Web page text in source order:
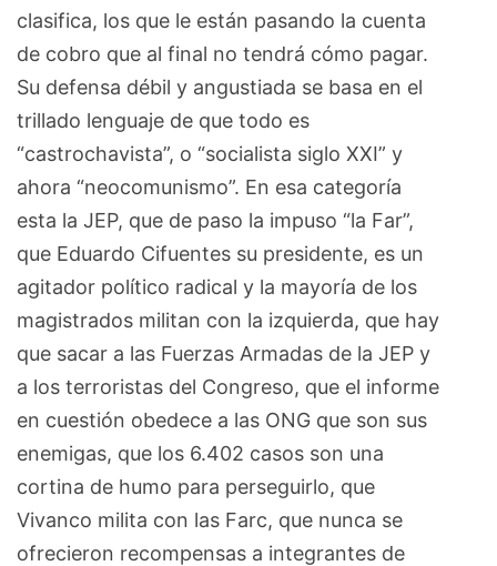
clasifica, los que le están pasando la cuenta
de cobro que al final no tendrá cómo pagar.
Su defensa débil y angustiada se basa en el
trillado lenguaje de que todo es
“castrochavista”, o “socialista siglo XXI” y
ahora “neocomunismo”. En esa categoría
esta la JEP, que de paso la impuso “la Far”,
que Eduardo Cifuentes su presidente, es un
agitador político radical y la mayoría de los
magistrados militan con la izquierda, que hay
que sacar a las Fuerzas Armadas de la JEP y
a los terroristas del Congreso, que el informe
en cuestión obedece a las ONG que son sus
enemigas, que los 6.402 casos son una
cortina de humo para perseguirlo, que
Vivanco milita con las Farc, que nunca se
ofrecieron recompensas a integrantes de